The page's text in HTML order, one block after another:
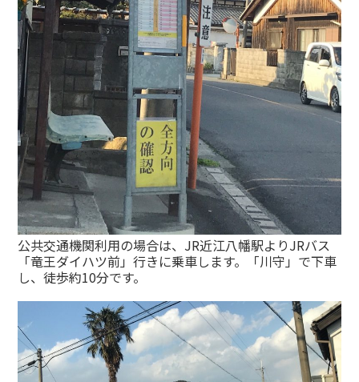
公共交通機関利用の場合は、JR近江八幡駅よりJRバス
「竜王ダイハツ前」行きに乗車します。「川守」で下車
し、徒歩約10分です。